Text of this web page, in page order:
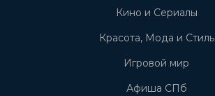
Кино и Сериалы
Красота, Мода и Стиль
Игровой мир
Афиша СПб